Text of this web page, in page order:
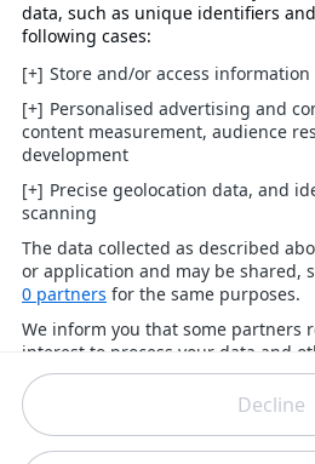
Hors ligne
holtet
gagner au peno 0 a 0 ( 5 a 4 )
Hors ligne
Dnairb
Evêr ed Ruednev
Inscrit(e): 22-01-2008
bah au moins eux ils savent tirer
comme leurs aines
Jorge Sampaoli : "Une fois, j'étais avec
parlé toute la nuit, on a ri, flirté, je lui ai